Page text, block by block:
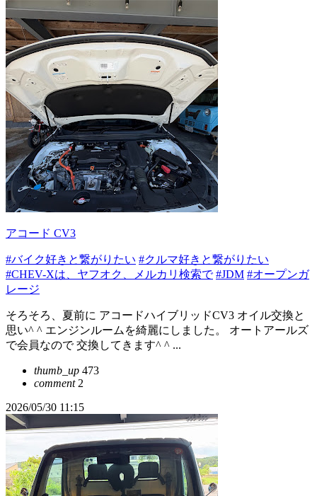
アコード CV3
#バイク好きと繋がりたい #クルマ好きと繋がりたい
#CHEV-Xは、ヤフオク、メルカリ検索で #JDM #オープンガ
レージ
そろそろ、夏前に アコードハイブリッドCV3 オイル交換と
思い^ ^ エンジンルームを綺麗にしました。 オートアールズ
で会員なので 交換してきます^ ^ ...
thumb_up 473
comment2
2026/05/30 11:15